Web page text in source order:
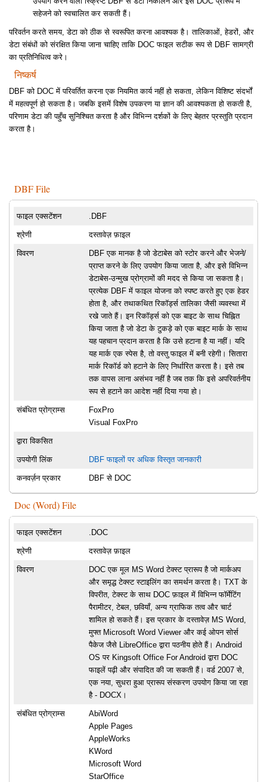
सहेजने को स्वचालित कर सकती हैं।
परिवर्तन करते समय, डेटा को ठीक से स्वरूपित करना आवश्यक है। तालिकाओं, हेडरों, और
डेटा संबंधों को संरक्षित किया जाना चाहिए ताकि DOC फाइल सटीक रूप से DBF सामग्री
का प्रतिनिधित्व करे।
निष्कर्ष
DBF को DOC में परिवर्तित करना एक नियमित कार्य नहीं हो सकता, लेकिन विशिष्ट संदर्भों
में महत्वपूर्ण हो सकता है। जबकि इसमें विशेष उपकरण या ज्ञान की आवश्यकता हो सकती है,
परिणाम डेटा की पहुँच सुनिश्चित करता है और विभिन्न दर्शकों के लिए बेहतर प्रस्तुति प्रदान
करता है।
DBF File
फाइल एक्सटेंशन .DBF
श्रेणी दस्तावेज़ फ़ाइल
विवरण
DBF एक मानक है जो डेटाबेस को स्टोर करने और भेजने/
प्राप्त करने के लिए उपयोग किया जाता है, और इसे विभिन्न
डेटाबेस-उन्मुख प्रोग्रामों की मदद से किया जा सकता है।
प्रत्येक DBF में फाइल योजना को स्पष्ट करते हुए एक हेडर
होता है, और तथाकथित रिकॉर्ड्स तालिका जैसी व्यवस्था में
रखे जाते हैं। इन रिकॉर्ड्स को एक बाइट के साथ चिह्नित
किया जाता है जो डेटा के टुकड़े को एक बाइट मार्क के साथ
यह पहचान प्रदान करता है कि उसे हटाना है या नहीं। यदि
यह मार्क एक स्पेस है, तो वस्तु फाइल में बनी रहेगी। सितारा
मार्क रिकॉर्ड को हटाने के लिए निर्धारित करता है। इसे तब
तक वापस लाना असंभव नहीं है जब तक कि इसे अपरिवर्तनीय
रूप से हटाने का आदेश नहीं दिया गया हो।
संबंधित प्रोग्राम्स
FoxPro
Visual FoxPro
द्वारा विकसित
उपयोगी लिंक DBF फाइलों पर अधिक विस्तृत जानकारी
कनवर्ज़न प्रकार DBF से DOC
Doc (Word) File
फाइल एक्सटेंशन .DOC
श्रेणी दस्तावेज़ फ़ाइल
विवरण
DOC एक मूल MS Word टेक्स्ट प्रारूप है जो मार्कअप
और समृद्ध टेक्स्ट स्टाइलिंग का समर्थन करता है। TXT के
विपरीत, टेक्स्ट के साथ DOC फ़ाइल में विभिन्न फॉर्मेटिंग
पैरामीटर, टेबल, छवियाँ, अन्य ग्राफिक तत्व और चार्ट
शामिल हो सकते हैं। इस प्रकार के दस्तावेज़ MS Word,
मुफ्त Microsoft Word Viewer और कई ओपन सोर्स
पैकेज जैसे LibreOffice द्वारा पठनीय होते हैं। Android
OS पर Kingsoft Office For Android द्वारा DOC
फाइलें पढ़ी और संपादित की जा सकती हैं। वर्ड 2007 से,
एक नया, सुधरा हुआ प्रारूप संस्करण उपयोग किया जा रहा
है - DOCX।
संबंधित प्रोग्राम्स
AbiWord
Apple Pages
AppleWorks
KWord
Microsoft Word
StarOffice